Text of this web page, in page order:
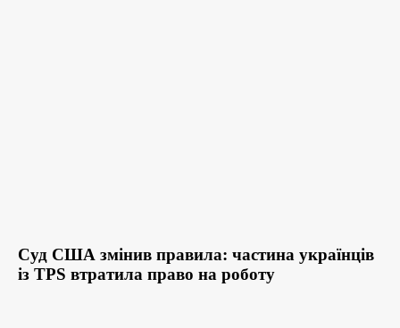
Суд США змінив правила: частина українців
із TPS втратила право на роботу